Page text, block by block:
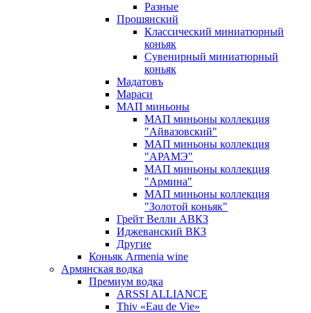
Разные
Прошянский
Классический миниатюрный
коньяк
Сувенирный миниатюрный
коньяк
Мадатовъ
Мараси
МАП миньоны
МАП миньоны коллекция
"Айвазовский"
МАП миньоны коллекция
"АРАМЭ"
МАП миньоны коллекция
"Армина"
МАП миньоны коллекция
"Золотой коньяк"
Грейт Велли АВКЗ
Иджеванский ВКЗ
Другие
Коньяк Armenia wine
Армянская водка
Премиум водка
ARSSI ALLIANCE
Thiv «Eau de Vie»